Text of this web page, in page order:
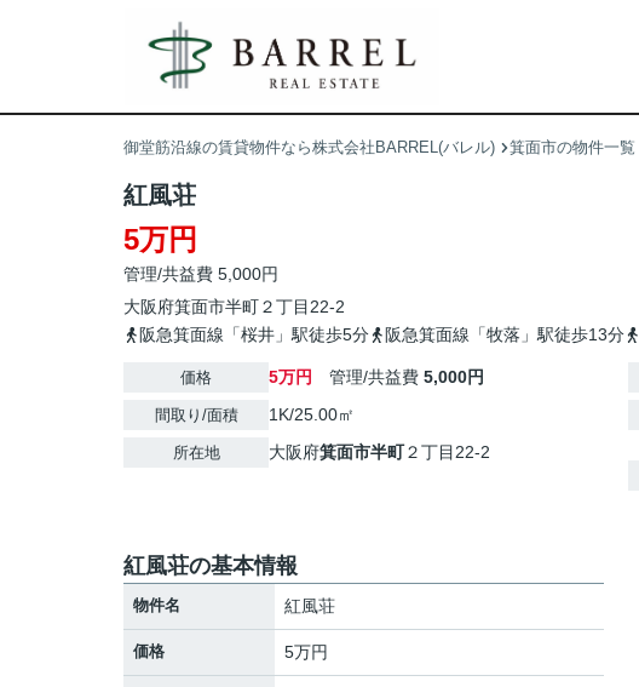
御堂筋沿線の賃貸物件なら株式会社BARREL(バレル) 箕面市の物件一覧
紅風荘
5万円
管理/共益費 5,000円
大阪府箕面市半町２丁目22-2
阪急箕面線「桜井」駅徒歩5分
阪急箕面線「牧落」駅徒歩13分
価格 5万円 管理/共益費 5,000円
間取り/面積 1K/25.00㎡
所在地 大阪府箕面市半町２丁目22-2
紅風荘の基本情報
物件名 紅風荘
価格 5万円